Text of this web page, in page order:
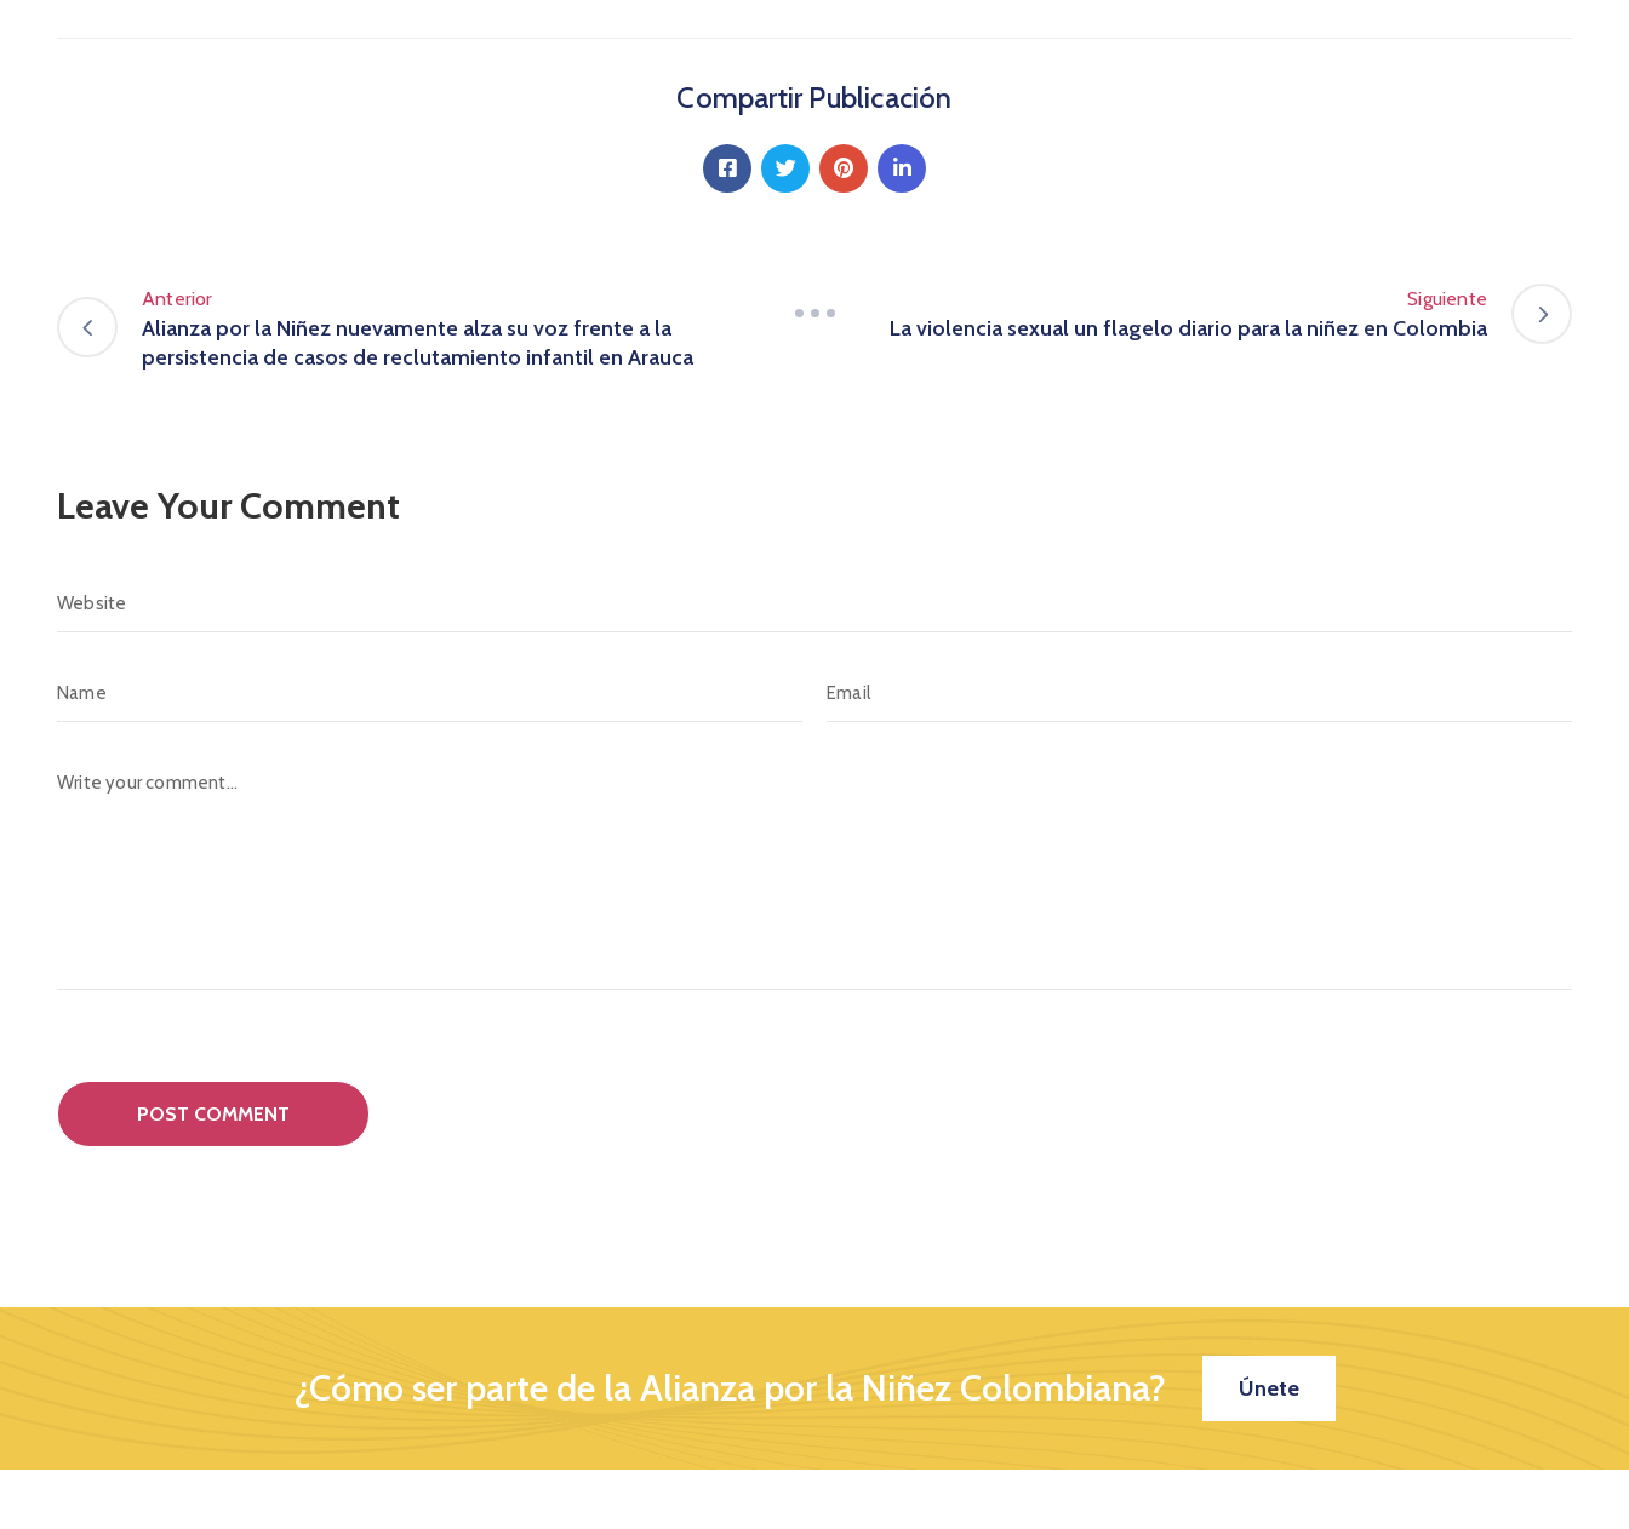
Compartir Publicación
Anterior
Alianza por la Niñez nuevamente alza su voz frente a la
persistencia de casos de reclutamiento infantil en Arauca
Siguiente
La violencia sexual un flagelo diario para la niñez en Colombia
Leave Your Comment
¿Cómo ser parte de la Alianza por la Niñez Colombiana? Únete